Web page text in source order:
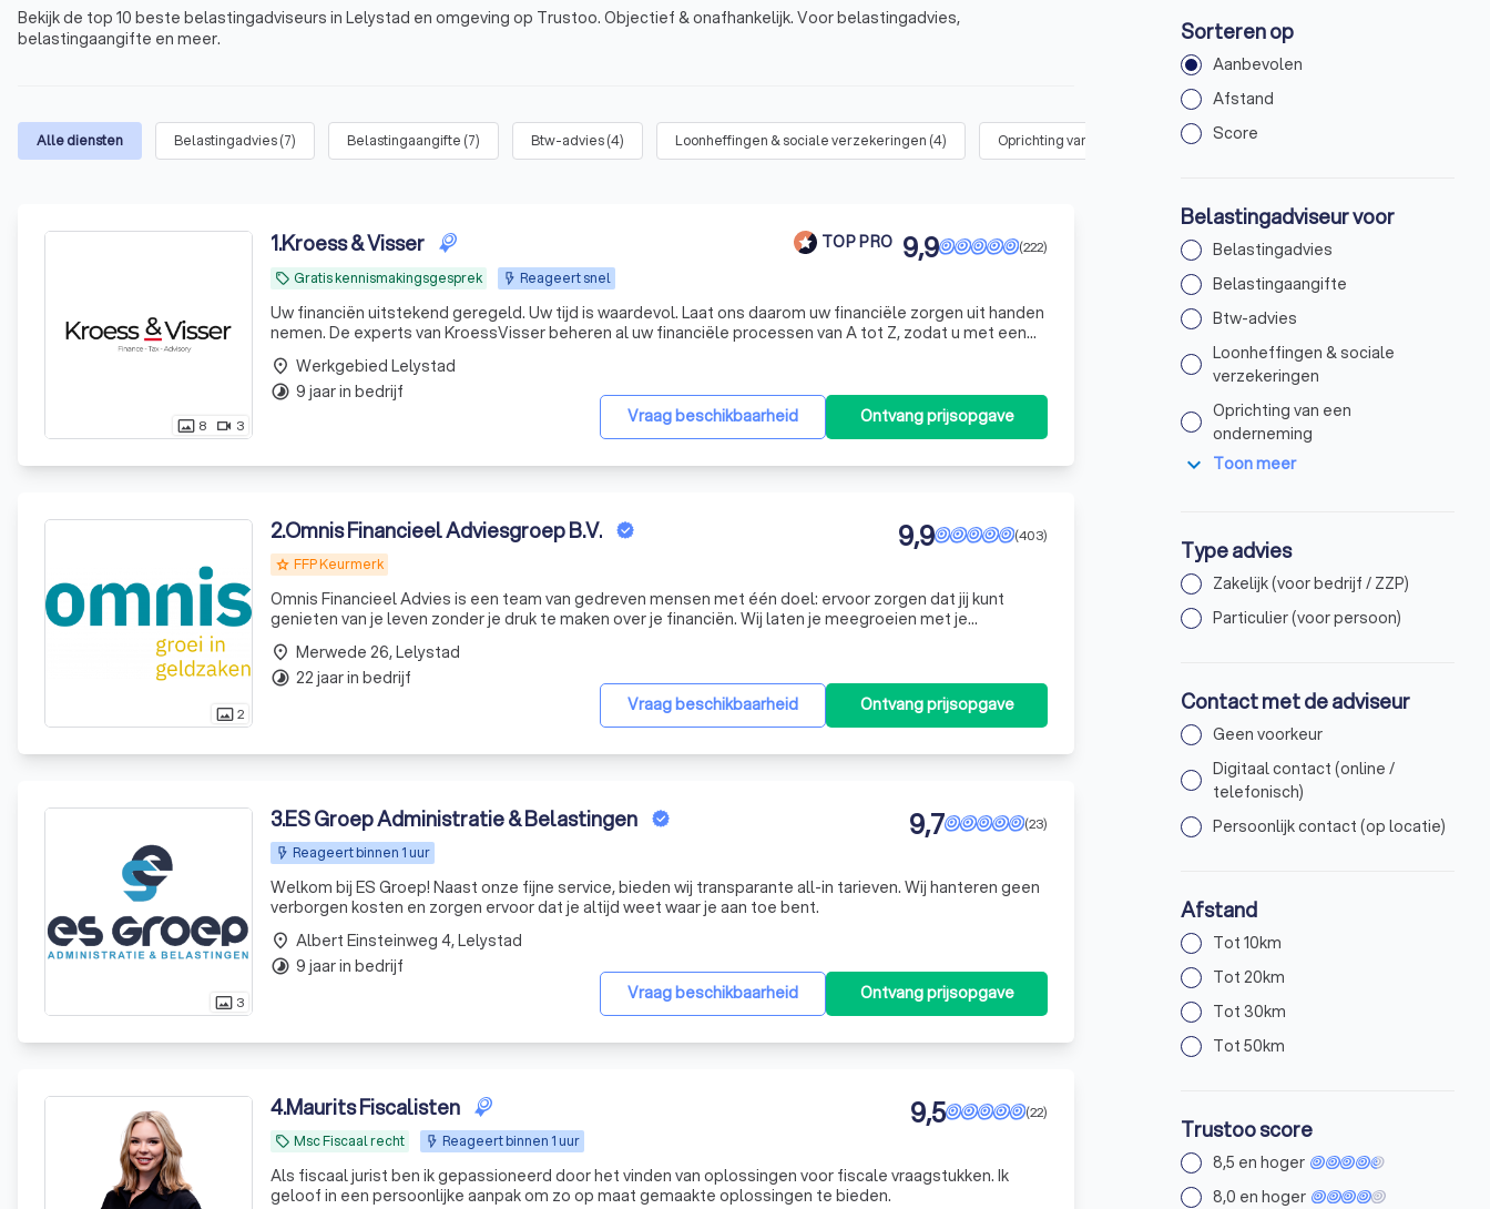
Bekijk de top 10 beste belastingadviseurs in Lelystad en omgeving op Trustoo. Objectief & onafhankelijk. Voor belastingadvies,
belastingaangifte en meer.
Alle diensten Belastingadvies(7) Belastingaangifte (7) Btw-advies(4) Loonheffingen & sociale verzekeringen (4) Oprichting van een onderneming 5)
photo_size_select_actual 8 videocam 3
1.Kroess & Visser TOP PRO
local_offer Gratis kennismakingsgesprek Reageert snel
(222)
9,9
Uw financiën uitstekend geregeld. Uw tijd is waardevol. Laat ons daarom uw financiële zorgen uit handen
nemen. De experts van KroessVisser beheren al uw financiële processen van A tot Z, zodat u met een
Vraag beschikbaarheid Ontvang prijsopgave
place Werkgebied Lelystad
timelapse 9 jaar in bedrijf
photo_size_select_actual2
2.Omnis Financieel Adviesgroep B.V.
grade FFP Keurmerk
(403)
9,9
Omnis Financieel Advies is een team van gedreven mensen met één doel: ervoor zorgen dat jij kunt
genieten van je leven zonder je druk te maken over je financiën. Wij laten je meegroeien met je
geldzaken. Omnis is Latijn voor allesomvattend. Voor al je vragen over hypotheken, pensioenen,
financiële
Vraag beschikbaarheid Ontvang prijsopgave
place Merwede 26, Lelystad
timelapse 22 jaar in bedrijf
photo_size_select_actual 3
3.ES Groep Administratie & Belastingen
Reageert binnen 1 uur
(23)
9,7
Welkom bij ES Groep! Naast onze fijne service, bieden wij transparante all-in tarieven. Wij hanteren geen
verborgen kosten en zorgen ervoor dat je altijd weet waar je aan toe bent.
Vraag beschikbaarheid Ontvang prijsopgave
place Albert Einsteinweg 4, Lelystad
timelapse 9 jaar in bedrijf
4.Maurits Fiscalisten
local_offer Msc Fiscaal recht Reageert binnen 1 uur
(22)
9,5
Als fiscaal jurist ben ik gepassioneerd door het vinden van oplossingen voor fiscale vraagstukken. Ik
geloof in een persoonlijke aanpak om zo op maat gemaakte oplossingen te bieden.
Sorteren op
Aanbevolen
Afstand
Score
Belastingadviseur voor
Belastingadvies
Belastingaangifte
Btw-advies
Loonheffingen & sociale
verzekeringen
Oprichting van een
onderneming
expand_more Toon meer
Type advies
Zakelijk (voor bedrijf / ZZP)
Particulier (voor persoon)
Contact met de adviseur
Geen voorkeur
Digitaal contact (online /
telefonisch)
Persoonlijk contact (op locatie)
Afstand
Tot 10km
Tot 20km
Tot 30km
Tot 50km
Trustoo score
8,5 en hoger
8,0 en hoger